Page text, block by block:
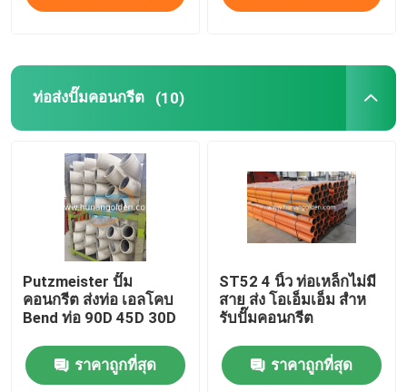
การท่อแบบทนทานการสวม
ท่อท่อปั๊มคอนกรีต
ท่อลดปั๊มคอนกรีต
ท่อส่งปั๊มคอนกรีต (10)
Putzmeister ปั๊ม
คอนกรีต ส่งท่อ เอลโคบ
Bend ท่อ 90D 45D 30D
ราคาถูกที่สุด
ST52 4 นิ้ว ท่อเหล็กไม่มี
สาย ส่ง โอเอ็มเอ็ม สําห
รับปั๊มคอนกรีต
ราคาถูกที่สุด